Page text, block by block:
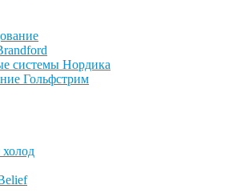
системы Нордика
Гольфстрим